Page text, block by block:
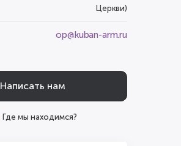
Церкви)
op@kuban-arm.ru
Написать нам
Где мы находимся?